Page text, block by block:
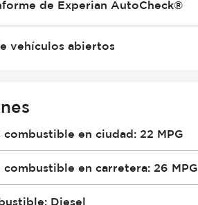
de Experian AutoCheck®
vehículos abiertos
combustible en ciudad: 22 MPG
combustible en carretera: 26 MPG
: Diesel